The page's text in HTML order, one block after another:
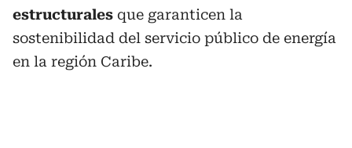
estructurales que garanticen la
sostenibilidad del servicio público de energía
en la región Caribe.